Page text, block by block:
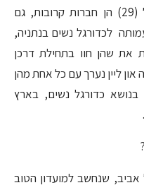
היום שרית שנער (32) ושלי ישראל (29) הן חברות קרובות, גם
לכדורגל נשים בנתניה,
את שהן חוו בתחילת דרכן
און ליין נערך עם כל אחת מהן
כדורגל נשים, בארץ
?
שנחשב למועדון הטוב